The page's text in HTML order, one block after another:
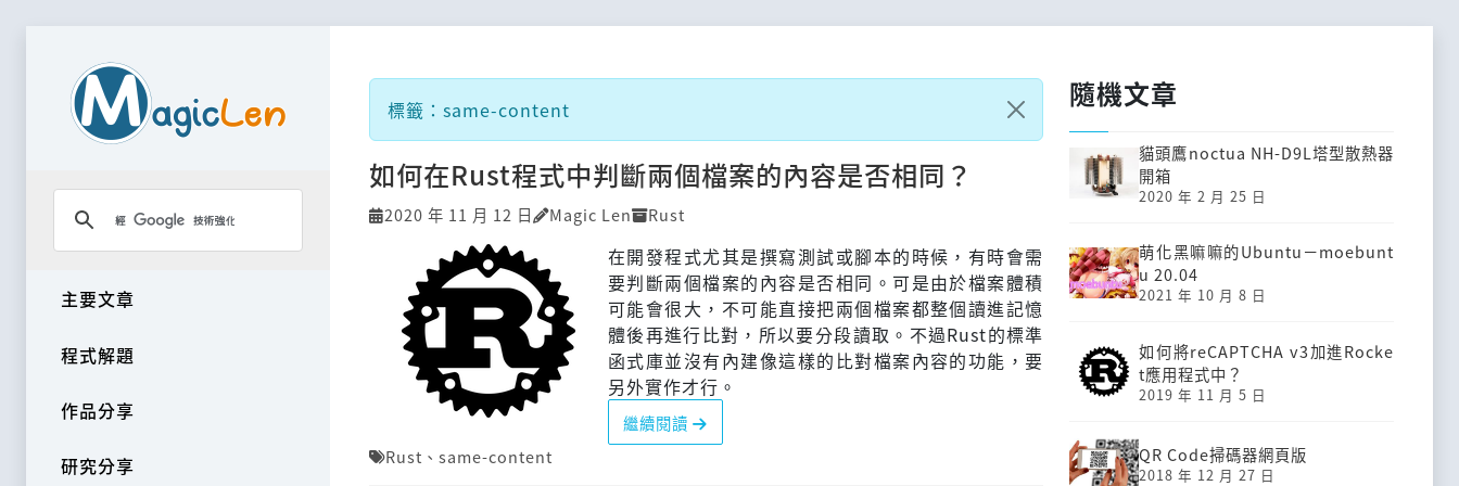
主要文章
程式解題
作品分享
研究分享
標籤：same-content
如何在Rust程式中判斷兩個檔案的內容是否相同？
2020 年 11 月 12 日 Magic Len Rust
在開發程式尤其是撰寫測試或腳本的時候，有時會需
要判斷兩個檔案的內容是否相同。可是由於檔案體積
可能會很大，不可能直接把兩個檔案都整個讀進記憶
體後再進行比對，所以要分段讀取。不過Rust的標準
函式庫並沒有內建像這樣的比對檔案內容的功能，要
另外實作才行。
繼續閱讀
Rust 、 same-content
隨機文章
貓頭鷹noctua NH-D9L塔型散熱器
開箱
2020 年 2 月 25 日
萌化黑嘛嘛的Ubuntu－moebunt
u 20.04
2021 年 10 月 8 日
如何將reCAPTCHA v3加進Rocke
t應用程式中？
2019 年 11 月 5 日
QR Code掃碼器網頁版
2018 年 12 月 27 日